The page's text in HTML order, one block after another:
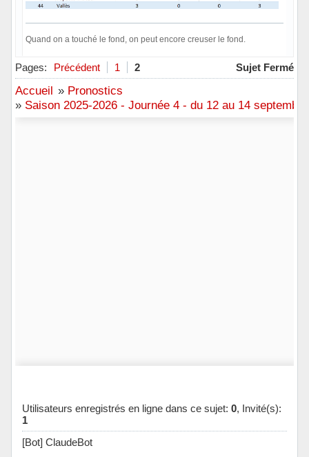
Quand on a touché le fond, on peut encore creuser le fond.
Hors ligne
Pages: Précédent 1 2 Sujet Fermé
Accueil » Pronostics
» Saison 2025-2026 - Journée 4 - du 12 au 14 septembre
Utilisateurs enregistrés en ligne dans ce sujet: 0, Invité(s):
1
[Bot] ClaudeBot